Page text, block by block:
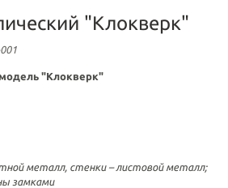
"Клокверк"
"Клокверк"
металл, стенки – листовой металл;
замками